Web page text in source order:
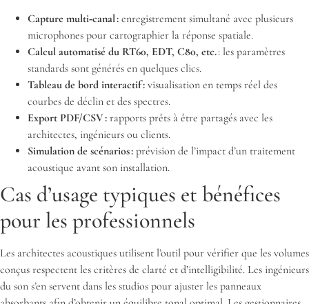
Capture multi‑canal : enregistrement simultané avec plusieurs
microphones pour cartographier la réponse spatiale.
Calcul automatisé du RT60, EDT, C80, etc.: les paramètres
standards sont générés en quelques clics.
Tableau de bord interactif : visualisation en temps réel des
courbes de déclin et des spectres.
Export PDF/CSV : rapports prêts à être partagés avec les
architectes, ingénieurs ou clients.
Simulation de scénarios : prévision de l’impact d’un traitement
acoustique avant son installation.
Cas d’usage typiques et bénéfices
pour les professionnels
Les architectes acoustiques utilisent l’outil pour vérifier que les volumes
conçus respectent les critères de clarté et d’intelligibilité. Les ingénieurs
du son s’en servent dans les studios pour ajuster les panneaux